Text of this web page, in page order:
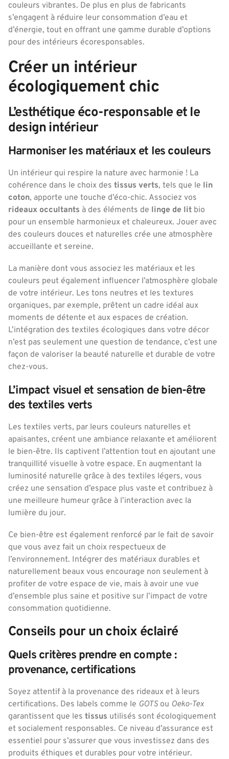
couleurs vibrantes. De plus en plus de fabricants
s’engagent à réduire leur consommation d’eau et
d’énergie, tout en offrant une gamme durable d’options
pour des intérieurs écoresponsables.
Créer un intérieur
écologiquement chic
L’esthétique éco-responsable et le
design intérieur
Harmoniser les matériaux et les couleurs
Un intérieur qui respire la nature avec harmonie ! La
cohérence dans le choix des tissus verts, tels que le lin
coton, apporte une touche d’éco-chic. Associez vos
rideaux occultants à des éléments de linge de lit bio
pour un ensemble harmonieux et chaleureux. Jouer avec
des couleurs douces et naturelles crée une atmosphère
accueillante et sereine.
La manière dont vous associez les matériaux et les
couleurs peut également influencer l’atmosphère globale
de votre intérieur. Les tons neutres et les textures
organiques, par exemple, prêtent un cadre idéal aux
moments de détente et aux espaces de création.
L’intégration des textiles écologiques dans votre décor
n’est pas seulement une question de tendance, c’est une
façon de valoriser la beauté naturelle et durable de votre
chez-vous.
L’impact visuel et sensation de bien-être
des textiles verts
Les textiles verts, par leurs couleurs naturelles et
apaisantes, créent une ambiance relaxante et améliorent
le bien-être. Ils captivent l’attention tout en ajoutant une
tranquillité visuelle à votre espace. En augmentant la
luminosité naturelle grâce à des textiles légers, vous
créez une sensation d’espace plus vaste et contribuez à
une meilleure humeur grâce à l’interaction avec la
lumière du jour.
Ce bien-être est également renforcé par le fait de savoir
que vous avez fait un choix respectueux de
l’environnement. Intégrer des matériaux durables et
naturellement beaux vous encourage non seulement à
profiter de votre espace de vie, mais à avoir une vue
d’ensemble plus saine et positive sur l’impact de votre
consommation quotidienne.
Conseils pour un choix éclairé
Quels critères prendre en compte :
provenance, certifications
Soyez attentif à la provenance des rideaux et à leurs
certifications. Des labels comme le GOTS ou Oeko-Tex
garantissent que les tissus utilisés sont écologiquement
et socialement responsables. Ce niveau d’assurance est
essentiel pour s’assurer que vous investissez dans des
produits éthiques et durables pour votre intérieur.